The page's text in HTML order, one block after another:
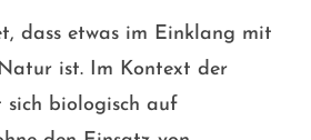
dass etwas im Einklang mit
ist. Im Kontext der
sich biologisch auf